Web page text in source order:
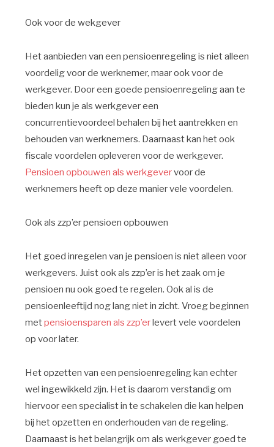
Ook voor de wekgever
Het aanbieden van een pensioenregeling is niet alleen
voordelig voor de werknemer, maar ook voor de
werkgever. Door een goede pensioenregeling aan te
bieden kun je als werkgever een
concurrentievoordeel behalen bij het aantrekken en
behouden van werknemers. Daarnaast kan het ook
fiscale voordelen opleveren voor de werkgever.
Pensioen opbouwen als werkgevervoor de
werknemers heeft op deze manier vele voordelen.
Ook als zzp’er pensioen opbouwen
Het goed inregelen van je pensioen is niet alleen voor
werkgevers. Juist ook als zzp’er is het zaak om je
pensioen nu ook goed te regelen. Ook al is de
pensioenleeftijd nog lang niet in zicht. Vroeg beginnen
metpensioensparen als zzp’erlevert vele voordelen
op voor later.
Het opzetten van een pensioenregeling kan echter
wel ingewikkeld zijn. Het is daarom verstandig om
hiervoor een specialist in te schakelen die kan helpen
bij het opzetten en onderhouden van de regeling.
Daarnaast is het belangrijk om als werkgever goed te